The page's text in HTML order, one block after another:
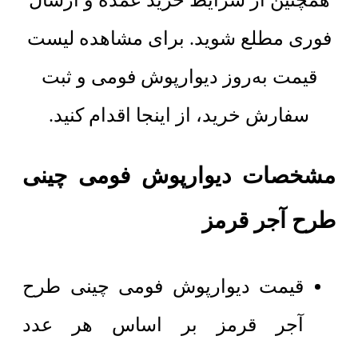
فوری مطلع شوید. برای مشاهده لیست
قیمت به‌روز دیوارپوش فومی و ثبت
سفارش خرید، از اینجا اقدام کنید.
مشخصات دیوارپوش فومی چینی
طرح آجر قرمز
قیمت دیوارپوش فومی چینی طرح
آجر قرمز بر اساس هر عدد